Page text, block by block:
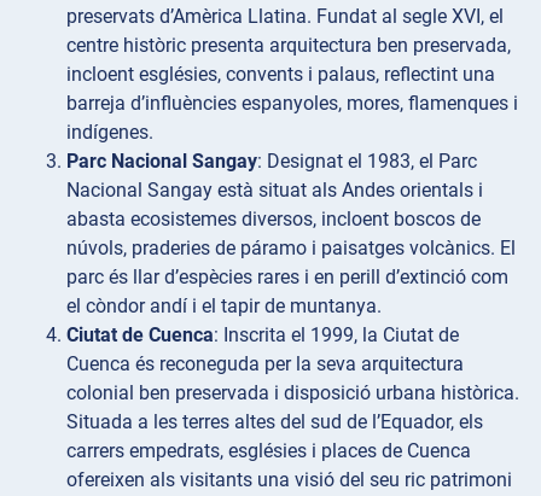
preservats d’Amèrica Llatina. Fundat al segle XVI, el
centre històric presenta arquitectura ben preservada,
incloent esglésies, convents i palaus, reflectint una
barreja d’influències espanyoles, mores, flamenques i
indígenes.
Parc Nacional Sangay: Designat el 1983, el Parc
Nacional Sangay està situat als Andes orientals i
abasta ecosistemes diversos, incloent boscos de
núvols, praderies de páramo i paisatges volcànics. El
parc és llar d’espècies rares i en perill d’extinció com
el còndor andí i el tapir de muntanya.
Ciutat de Cuenca: Inscrita el 1999, la Ciutat de
Cuenca és reconeguda per la seva arquitectura
colonial ben preservada i disposició urbana històrica.
Situada a les terres altes del sud de l’Equador, els
carrers empedrats, esglésies i places de Cuenca
ofereixen als visitants una visió del seu ric patrimoni